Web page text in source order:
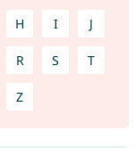
H I J
R S T
Z